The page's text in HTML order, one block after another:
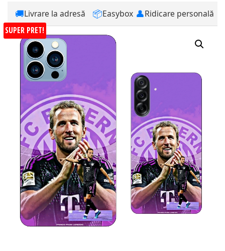
🚚Livrare la adresă 📦Easybox 👤Ridicare personală
SUPER PRET!